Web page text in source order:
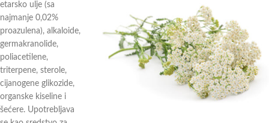
etarsko ulje (sa
najmanje 0,02%
proazulena), alkaloide,
germakranolide,
poliacetilene,
triterpene, sterole,
cijanogene glikozide,
organske kiseline i
šećere. Upotrebljava